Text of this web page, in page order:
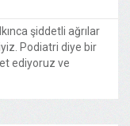
şiddetli ağrılar
Podiatri diye bir
ediyoruz ve